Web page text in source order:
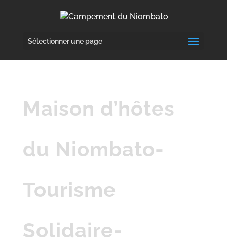
Sélectionner une page
Maison d’hôtes
du Niombato-
Tourisme
Solidaire-